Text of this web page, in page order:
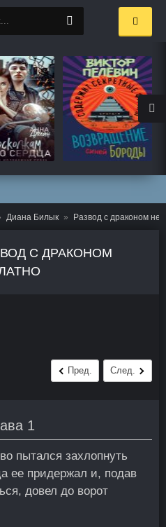
Диана Билык Развод с драконом
С ДРАКОНОМ
Пред. След.
1
пытался захлопнуть
ее придержал и, подав
довел до ворот